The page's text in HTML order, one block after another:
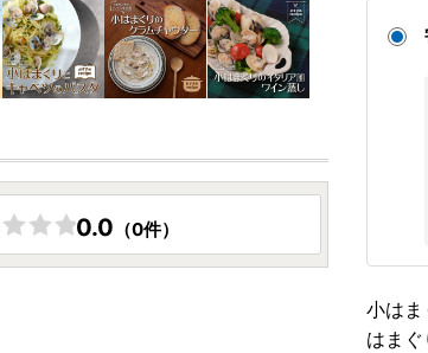
小はま
はまぐ
0.0 （0件）